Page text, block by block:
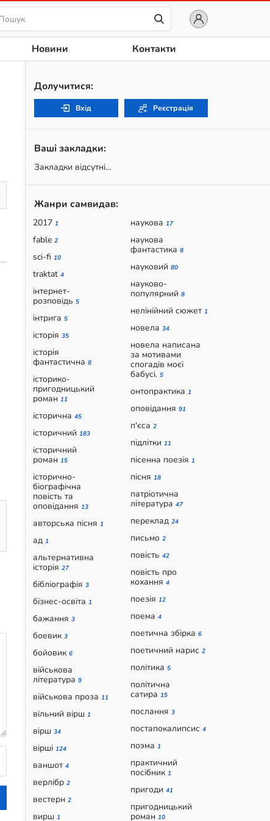
Новини Контакти
Долучитися:
Вхід Реєстрація
Ваші закладки:
Закладки відсутні...
Жанри самвидав:
2017 1
fable 2
sci-fi 10
traktat 4
інтернет-
розповідь 5
інтрига 5
історія 35
історія
фантастична 8
історико-
пригодницький
роман 11
історична 45
історичний 183
історичний
роман 15
історично-
біографічна
повість та
оповідання 13
авторська пісня 1
ад 1
альтернативна
історія 27
бібліографія 3
бізнес-освіта 1
бажання 3
боевик 3
бойовик 6
військова
література 9
військова проза 11
вільний вірш 1
вірш 34
вірші 124
ваншот 4
верлібр 2
вестерн 2
вирш 1
наукова 17
наукова
фантастика 8
науковий 80
науково-
популярний 8
нелінійний сюжет 1
новела 34
новела написана
за мотивами
спогадів моєї
бабусі. 5
онтопрактика 1
оповідання 91
п'єса 2
підлітки 11
пісенна поезія 1
пісня 18
патріотична
література 47
переклад 24
письмо 2
повість 42
повість про
кохання 4
поезія 12
поема 4
поетична збірка 6
поетичний нарис 2
політика 5
політична
сатира 15
послання 3
постапокалипсис 4
поэма 1
практичний
посібник 1
пригоди 41
пригодницький
роман 10